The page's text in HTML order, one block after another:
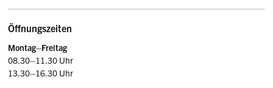
Öffnungszeiten
Montag–Freitag
08.30–11.30 Uhr
13.30–16.30 Uhr